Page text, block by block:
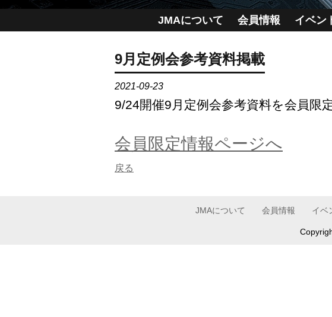
JMAについて 会員情報 イベン
9月定例会参考資料掲載
2021-09-23
9/24開催9月定例会参考資料を会員限
会員限定情報ページへ
戻る
JMAについて 会員情報 イベ